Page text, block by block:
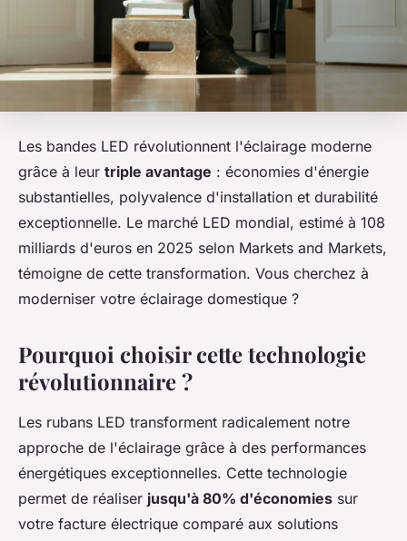
Les bandes LED révolutionnent l'éclairage moderne
grâce à leur triple avantage : économies d'énergie
substantielles, polyvalence d'installation et durabilité
exceptionnelle. Le marché LED mondial, estimé à 108
milliards d'euros en 2025 selon Markets and Markets,
témoigne de cette transformation. Vous cherchez à
moderniser votre éclairage domestique ?
Pourquoi choisir cette technologie
révolutionnaire ?
Les rubans LED transforment radicalement notre
approche de l'éclairage grâce à des performances
énergétiques exceptionnelles. Cette technologie
permet de réaliser jusqu'à 80% d'économies sur
votre facture électrique comparé aux solutions